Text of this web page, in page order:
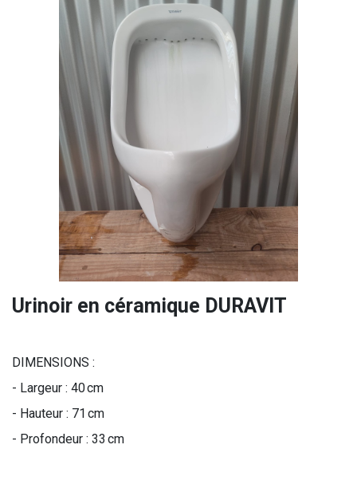
Urinoir en céramique DURAVIT
DIMENSIONS :
- Largeur : 40 cm
- Hauteur : 71 cm
- Profondeur : 33 cm